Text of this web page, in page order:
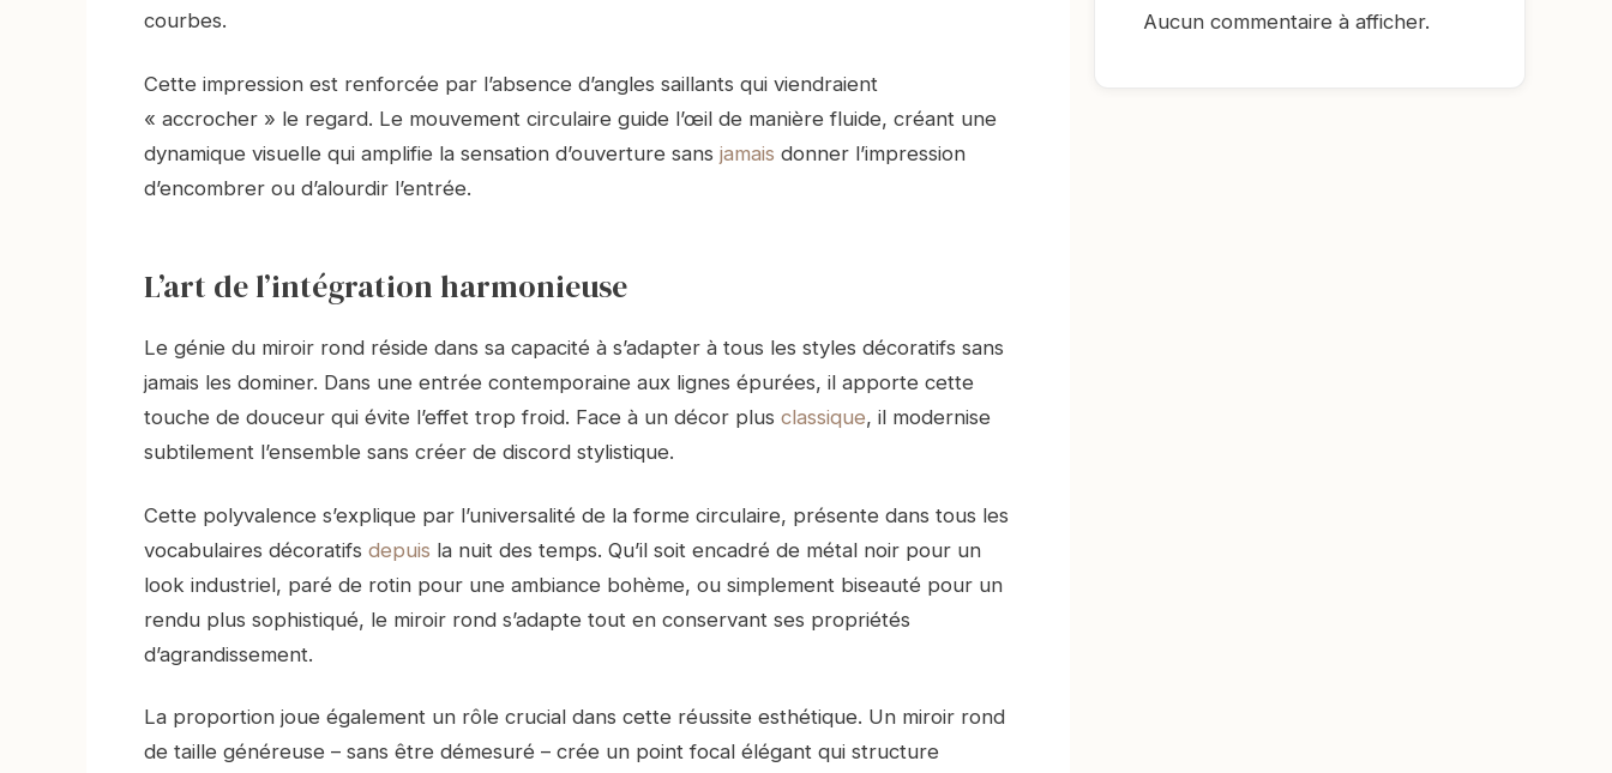
courbes.
Cette impression est renforcée par l’absence d’angles saillants qui viendraient
« accrocher » le regard. Le mouvement circulaire guide l’œil de manière fluide, créant une
dynamique visuelle qui amplifie la sensation d’ouverture sans jamais donner l’impression
d’encombrer ou d’alourdir l’entrée.
L’art de l’intégration harmonieuse
Le génie du miroir rond réside dans sa capacité à s’adapter à tous les styles décoratifs sans
jamais les dominer. Dans une entrée contemporaine aux lignes épurées, il apporte cette
touche de douceur qui évite l’effet trop froid. Face à un décor plus classique, il modernise
subtilement l’ensemble sans créer de discord stylistique.
Cette polyvalence s’explique par l’universalité de la forme circulaire, présente dans tous les
vocabulaires décoratifs depuis la nuit des temps. Qu’il soit encadré de métal noir pour un
look industriel, paré de rotin pour une ambiance bohème, ou simplement biseauté pour un
rendu plus sophistiqué, le miroir rond s’adapte tout en conservant ses propriétés
d’agrandissement.
La proportion joue également un rôle crucial dans cette réussite esthétique. Un miroir rond
de taille généreuse – sans être démesuré – crée un point focal élégant qui structure
Aucun commentaire à afficher.